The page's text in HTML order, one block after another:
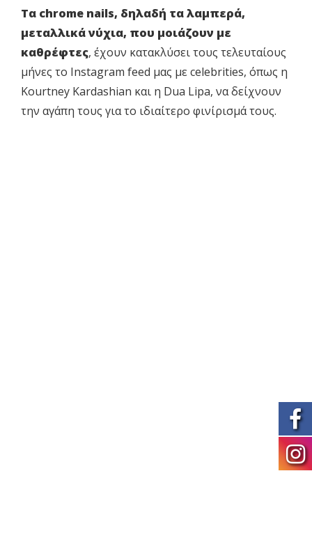
Τα chrome nails, δηλαδή τα λαμπερά,
μεταλλικά νύχια, που μοιάζουν με
καθρέφτες, έχουν κατακλύσει τους τελευταίους
μήνες το Instagram feed μας με celebrities, όπως η
Kourtney Kardashian και η Dua Lipa, να δείχνουν
την αγάπη τους για το ιδιαίτερο φινίρισμά τους.